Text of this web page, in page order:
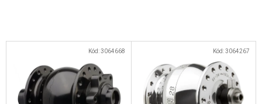
Kód:3064668 Kód:3064267